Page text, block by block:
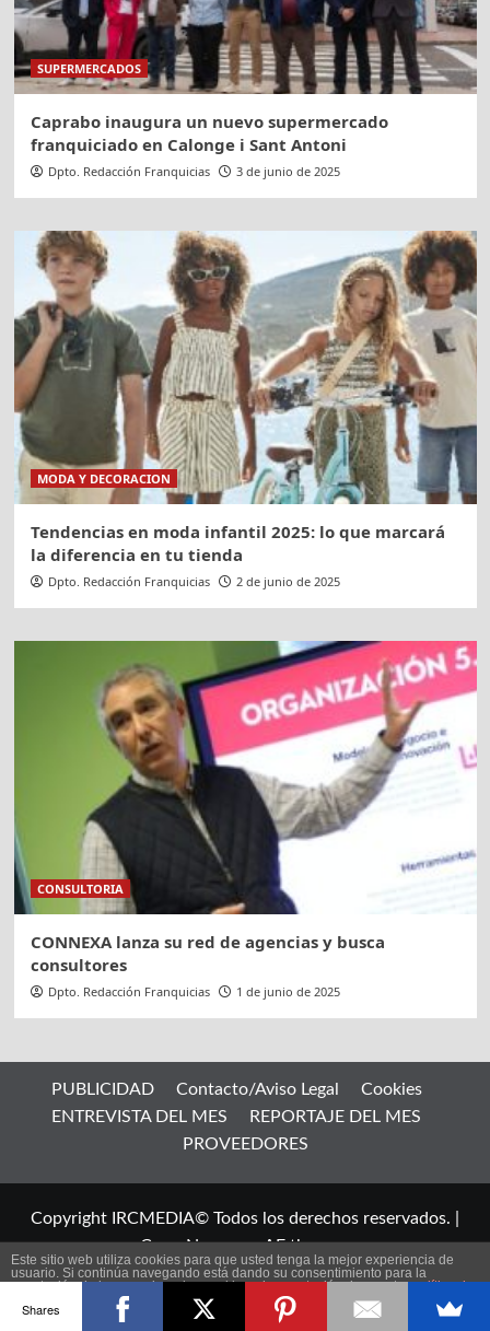
SUPERMERCADOS
Caprabo inaugura un nuevo supermercado
franquiciado en Calonge i Sant Antoni
Dpto. Redacción Franquicias 3 de junio de 2025
MODA Y DECORACION
Tendencias en moda infantil 2025: lo que marcará
la diferencia en tu tienda
Dpto. Redacción Franquicias 2 de junio de 2025
CONSULTORIA
CONNEXA lanza su red de agencias y busca
consultores
Dpto. Redacción Franquicias 1 de junio de 2025
PUBLICIDAD Contacto/Aviso Legal
Cookies
ENTREVISTA DEL MES
REPORTAJE DEL MES
PROVEEDORES
Copyright IRCMEDIA© Todos los derechos reservados.
CoverNewspor AF themes.
Este sitio web utiliza cookies para que usted tenga la mejor experiencia de
usuario. Si continúa navegando está dando su consentimiento para la
aceptación de las mencionadas cookies y la aceptación de nuestrapolítica de
, pinche el enlace para mayor información.
plugin cookies
Shares